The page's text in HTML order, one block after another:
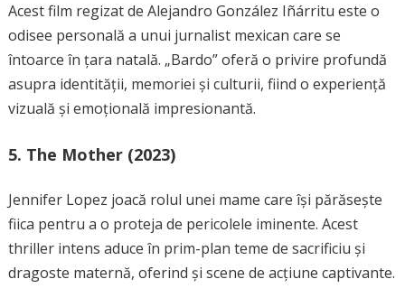
Acest film regizat de Alejandro González Iñárritu este o
odisee personală a unui jurnalist mexican care se
întoarce în țara natală. „Bardo” oferă o privire profundă
asupra identității, memoriei și culturii, fiind o experiență
vizuală și emoțională impresionantă.
5. The Mother (2023)
Jennifer Lopez joacă rolul unei mame care își părăsește
fiica pentru a o proteja de pericolele iminente. Acest
thriller intens aduce în prim-plan teme de sacrificiu și
dragoste maternă, oferind și scene de acțiune captivante.